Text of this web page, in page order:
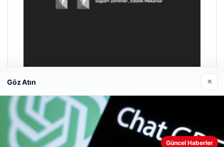
Hastaş Beton
26/05/2026
Göz Atın ×
Güncel Haberler